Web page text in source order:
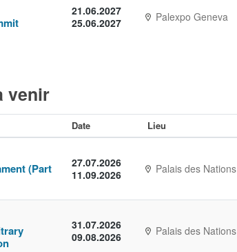
21.06.2027
25.06.2027
Palexpo Geneva
venir
Date Lieu
(Part
27.07.2026
11.09.2026
Palais des Nations
31.07.2026
09.08.2026
Palais des Nations